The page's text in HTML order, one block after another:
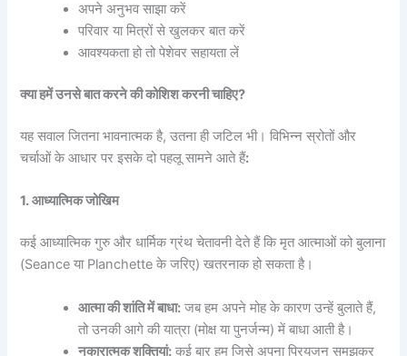
अपने अनुभव साझा करें
परिवार या मित्रों से खुलकर बात करें
आवश्यकता हो तो पेशेवर सहायता लें
क्या हमें उनसे बात करने की कोशिश करनी चाहिए?
यह सवाल जितना भावनात्मक है, उतना ही जटिल भी। विभिन्न स्रोतों और
चर्चाओं के आधार पर इसके दो पहलू सामने आते हैं:
1. आध्यात्मिक जोखिम
कई आध्यात्मिक गुरु और धार्मिक ग्रंथ चेतावनी देते हैं कि मृत आत्माओं को बुलाना
(Seance या Planchette के जरिए) खतरनाक हो सकता है।
आत्मा की शांति में बाधा: जब हम अपने मोह के कारण उन्हें बुलाते हैं,
तो उनकी आगे की यात्रा (मोक्ष या पुनर्जन्म) में बाधा आती है।
नकारात्मक शक्तियां: कई बार हम जिसे अपना प्रियजन समझकर